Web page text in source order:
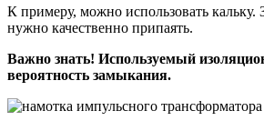
К примеру, можно использовать
нужно качественно припаять.
Важно знать! Используемый
вероятность замыкания.